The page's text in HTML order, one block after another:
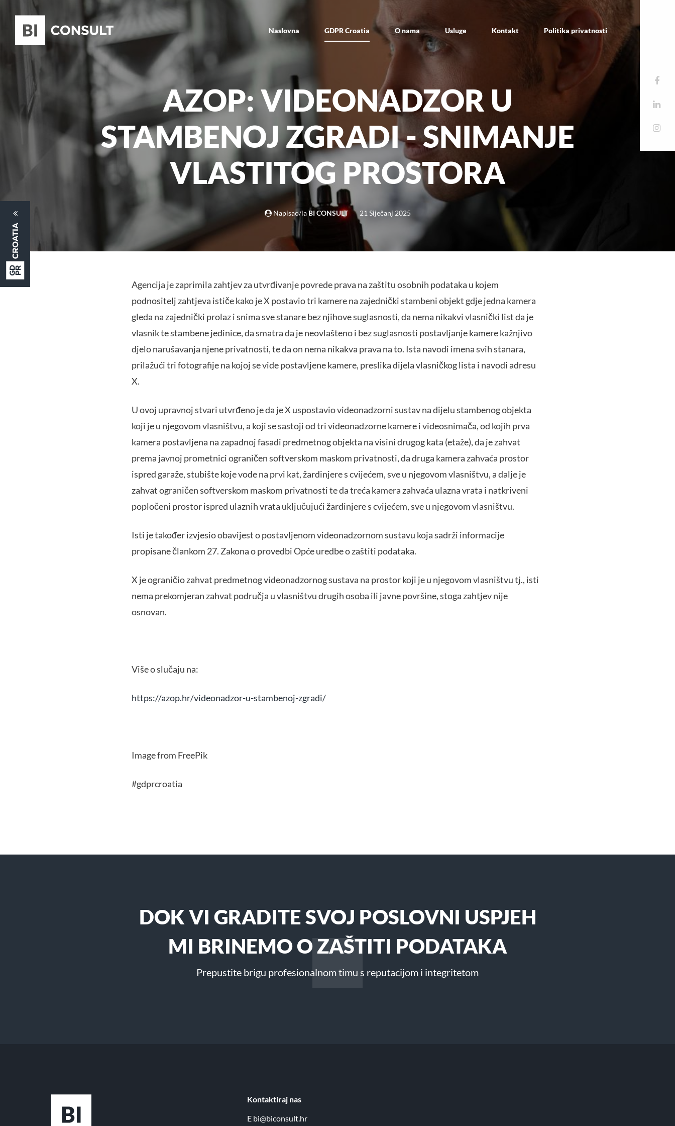
Naslovna GDPR Croatia O nama Usluge Kontakt Politika privatnosti
AZOP: VIDEONADZOR U
STAMBENOJ ZGRADI - SNIMANJE
VLASTITOG PROSTORA
Napisao/laBI CONSULT 21 Siječanj 2025
Agencija je zaprimila zahtjev za utvrđivanje povrede prava na zaštitu osobnih podataka u kojem
podnositelj zahtjeva ističe kako je X postavio tri kamere na zajednički stambeni objekt gdje jedna kamera
gleda na zajednički prolaz i snima sve stanare bez njihove suglasnosti, da nema nikakvi vlasnički list da je
vlasnik te stambene jedinice, da smatra da je neovlašteno i bez suglasnosti postavljanje kamere kažnjivo
djelo narušavanja njene privatnosti, te da on nema nikakva prava na to. Ista navodi imena svih stanara,
prilažući tri fotografije na kojoj se vide postavljene kamere, preslika dijela vlasničkog lista i navodi adresu
X.
U ovoj upravnoj stvari utvrđeno je da je X uspostavio videonadzorni sustav na dijelu stambenog objekta
koji je u njegovom vlasništvu, a koji se sastoji od tri videonadzorne kamere i videosnimača, od kojih prva
kamera postavljena na zapadnoj fasadi predmetnog objekta na visini drugog kata (etaže), da je zahvat
prema javnoj prometnici ograničen softverskom maskom privatnosti, da druga kamera zahvaća prostor
ispred garaže, stubište koje vode na prvi kat, žardinjere s cvijećem, sve u njegovom vlasništvu, a dalje je
zahvat ograničen softverskom maskom privatnosti te da treća kamera zahvaća ulazna vrata i natkriveni
popločeni prostor ispred ulaznih vrata uključujući žardinjere s cvijećem, sve u njegovom vlasništvu.
Isti je također izvjesio obavijest o postavljenom videonadzornom sustavu koja sadrži informacije
propisane člankom 27. Zakona o provedbi Opće uredbe o zaštiti podataka.
X je ograničio zahvat predmetnog videonadzornog sustava na prostor koji je u njegovom vlasništvu tj., isti
nema prekomjeran zahvat područja u vlasništvu drugih osoba ili javne površine, stoga zahtjev nije
osnovan.
Više o slučaju na:
https://azop.hr/videonadzor-u-stambenoj-zgradi/
Image from FreePik
#gdprcroatia
DOK VI GRADITE SVOJ POSLOVNI USPJEH
MI BRINEMO O ZAŠTITI PODATAKA
Prepustite brigu profesionalnom timu s reputacijom i integritetom
Kontaktiraj nas
E bi@biconsult.hr